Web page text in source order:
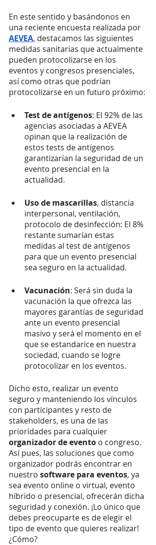
En este sentido y basándonos en
una reciente encuesta realizada por
AEVEA, destacamos las siguientes
medidas sanitarias que actualmente
pueden protocolizarse en los
eventos y congresos presenciales,
así como otras que podrían
protocolizarse en un futuro próximo:
Test de antígenos: El 92% de las
agencias asociadas a AEVEA
opinan que la realización de
estos tests de antígenos
garantizarían la seguridad de un
evento presencial en la
actualidad.
Uso de mascarillas, distancia
interpersonal, ventilación,
protocolo de desinfección: El 8%
restante sumarían estas
medidas al test de antígenos
para que un evento presencial
sea seguro en la actualidad.
Vacunación: Será sin duda la
vacunación la que ofrezca las
mayores garantías de seguridad
ante un evento presencial
masivo y será el momento en el
que se estandarice en nuestra
sociedad, cuando se logre
protocolizar en los eventos.
Dicho esto, realizar un evento
seguro y manteniendo los vínculos
con participantes y resto de
stakeholders, es una de las
prioridades para cualquier
organizador de evento o congreso.
Así pues, las soluciones que como
organizador podrás encontrar en
nuestro software para eventos, ya
sea evento online o virtual, evento
híbrido o presencial, ofrecerán dicha
seguridad y conexión. ¡Lo único que
debes preocuparte es de elegir el
tipo de evento que quieres realizar!
¿Cómo?